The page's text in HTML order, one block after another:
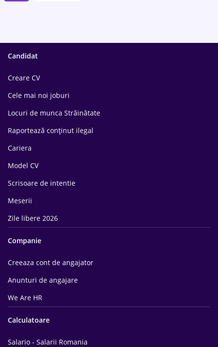
Candidat
Creare CV
Cele mai noi joburi
Locuri de munca Străinătate
Raportează conținut ilegal
Cariera
Model CV
Scrisoare de intentie
Meserii
Zile libere 2026
Companie
Creeaza cont de angajator
Anunturi de angajare
We Are HR
Calculatoare
Salario - Salarii Romania